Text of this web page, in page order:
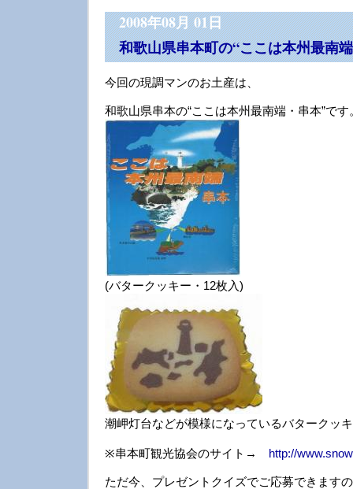
2008年08月 01日
和歌山県串本町の“ここは本州最南
今回の現調マンのお土産は、
和歌山県串本の“ここは本州最南端・串本”です
(バタークッキー・12枚入)
潮岬灯台などが模様になっているバタークッ
※串本町観光協会のサイト→ http://
ただ今、プレゼントクイズでご応募できます